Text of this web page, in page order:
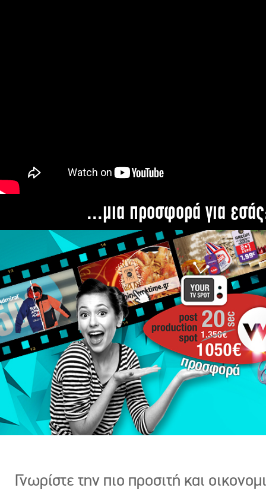
...μια προσφορά για
Γνωρίστε την πιο προσιτή και